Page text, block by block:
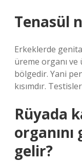
Tenasül
Erkeklerde
üreme organı
bölgedir. Yani
kısımdır.
Rüyada
gelir?